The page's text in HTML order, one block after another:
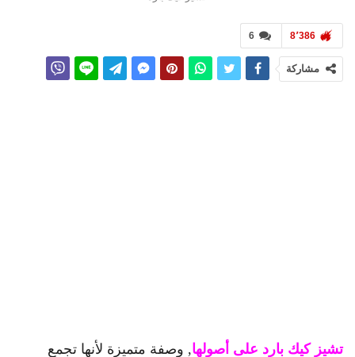
6 8٬386
مشاركة
تشيز كيك بارد على أصولها, وصفة متميزة لأنها تجمع